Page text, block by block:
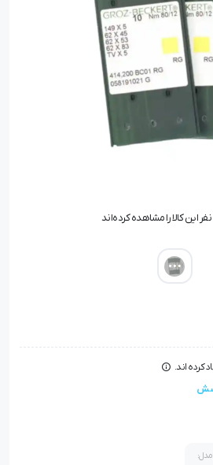
نفر این کالا را مشاهده کرده‌اند
مدل: